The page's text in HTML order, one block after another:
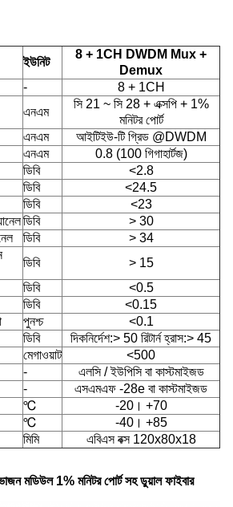
ইউনিট
8 + 1CH DWDM Mux +
Demux
-
8 + 1CH
এনএম
সি 21 ~ সি 28 + এক্সপি + 1%
মনিটর পোর্ট
এনএম
আইটিইউ-টি গ্রিড @DWDM
এনএম
0.8 (100 গিগাহার্টজ)
ডিবি
<2.8
ডিবি
<24.5
ডিবি
<23
ডিবি
> 30
ডিবি
> 34
ডিবি
> 15
ডিবি
<0.5
ডিবি
<0.15
পুনশ্চ
<0.1
ডিবি
দিকনির্দেশ:> 50 রিটার্ন হ্রাস:> 45
মেগাওয়াট
<500
-
এলসি / ইউপিসি বা কাস্টমাইজড
-
এসএমএফ -28e বা কাস্টমাইজড
℃
-20। +70
℃
-40। +85
মিমি এবিএস বক্স 120x80x18
মডিউল 1% মনিটর পোর্ট সহ ডুয়াল ফাইবার